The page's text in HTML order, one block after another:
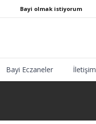
Bayi olmak istiyorum
Bayi Eczaneler İletişim